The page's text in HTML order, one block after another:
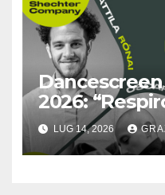
2026:
27 agosto al
LUG 14, 2026